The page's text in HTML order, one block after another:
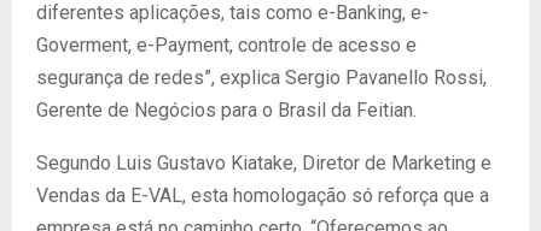
diferentes aplicações, tais como e-Banking, e-
Goverment, e-Payment, controle de acesso e
segurança de redes”, explica Sergio Pavanello Rossi,
Gerente de Negócios para o Brasil da Feitian.
Segundo Luis Gustavo Kiatake, Diretor de Marketing e
Vendas da E-VAL, esta homologação só reforça que a